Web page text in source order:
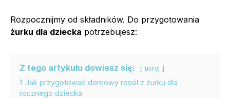
Rozpocznijmy od składników. Do przygotowania
żurku dla dziecka potrzebujesz:
Z tego artykułu dowiesz się: ukryj
1 Jak przygotować domowy rosół z żurku dla
rocznego dziecka